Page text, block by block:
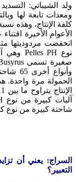
ولد الشيباني:
ومعدات تابعة لها
الأعوام الأخيرة
انخفضت مردوديتها
الحمولة مرة واحدة.
شاحنة كبيرة من نوع
السراج: يعني أن
التعبير؟